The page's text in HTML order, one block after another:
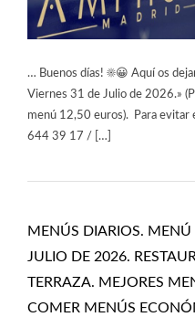
… Buenos días! ☀️😀 Aquí os
Viernes 31 de Julio de 2026.»
menú 12,50 euros). Para evitar
644 39 17 / […]
MENÚS DIARIOS. MENÚ
JULIO DE 2026.
TERRAZA. MEJORES
COMER MENÚS